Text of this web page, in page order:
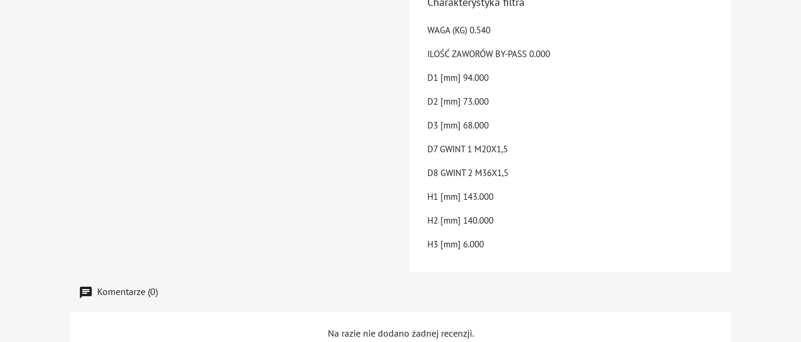
WAGA (KG) 0.540
ILOŚĆ ZAWORÓW BY-PASS 0.000
D1 [mm] 94.000
D2 [mm] 73.000
D3 [mm] 68.000
D7 GWINT 1 M20X1,5
D8 GWINT 2 M36X1,5
H1 [mm] 143.000
H2 [mm] 140.000
H3 [mm] 6.000
Komentarze (0)
Na razie nie dodano żadnej recenzji.